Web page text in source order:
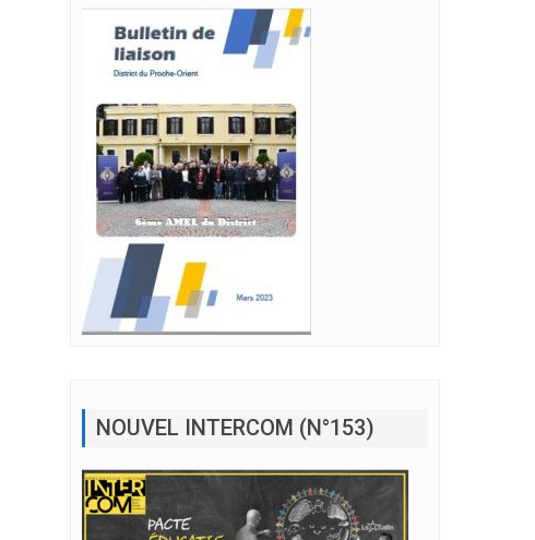
NOUVEL INTERCOM (N°153)